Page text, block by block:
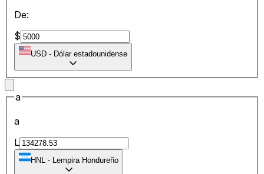
De:
$
USD - Dólar estadounidense
a
a
L
HNL - Lempira Hondureño